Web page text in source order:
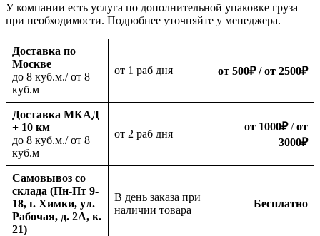
У компании есть услуга по дополнительной упаковке груза
при необходимости. Подробнее уточняйте у менеджера.
Доставка по
Москве
до 8 куб.м./ от 8
куб.м
oт 1 раб дня от 500₽/ от 2500₽
Доставка МКАД
+ 10 км
до 8 куб.м./ от 8
куб.м
oт 2 раб дня
от 1000₽/от
3000₽
Самовывоз со
склада (Пн-Пт 9-
18, г. Химки, ул.
Рабочая, д. 2А, к.
21)
В день заказа при
наличии товара
Бесплатно